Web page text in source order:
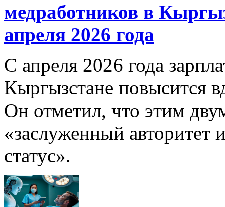
медработников в
апреля 2026 года
С апреля 2026 года
Кыргызстане повысится
Он отметил, что этим
«заслуженный
статус».